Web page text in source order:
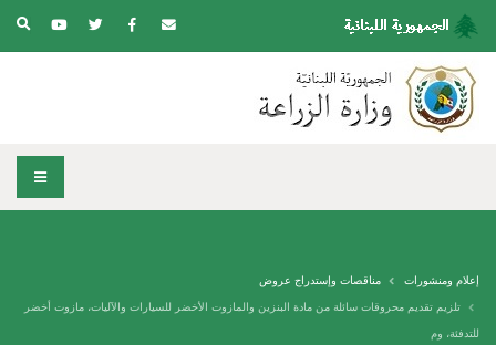
إعلام ومنشورات مناقصات وإستدراج عروض
تلزيم تقديم محروقات سائلة من مادة البنزين والمازوت الأخضر للسيارات والآليات، مازوت أخضر
للتدفئة، وم